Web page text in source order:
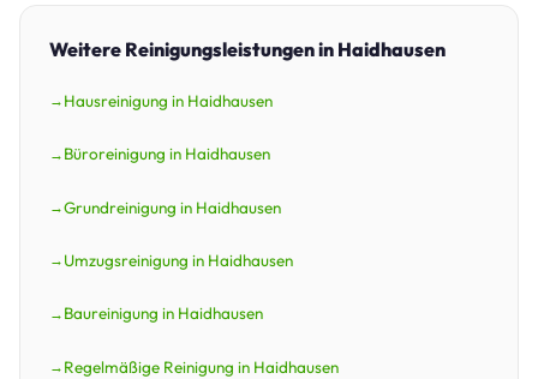
Weitere Reinigungsleistungen in Haidhausen
Hausreinigung in Haidhausen
Büroreinigung in Haidhausen
Grundreinigung in Haidhausen
Umzugsreinigung in Haidhausen
Baureinigung in Haidhausen
Regelmäßige Reinigung in Haidhausen